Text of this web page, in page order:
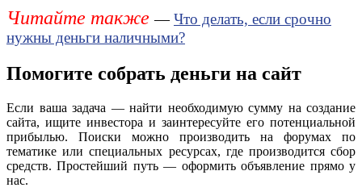
Читайте также—Что делать, если срочно
нужны деньги наличными?
Помогите собрать деньги на сайт
Если ваша задача — найти необходимую сумму на создание
сайта, ищите инвестора и заинтересуйте его потенциальной
прибылью. Поиски можно производить на форумах по
тематике или специальных ресурсах, где производится сбор
средств. Простейший путь — оформить объявление прямо у
нас.